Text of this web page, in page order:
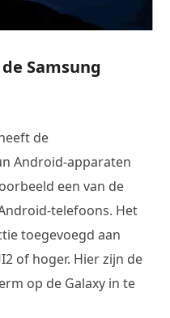
Samsung
de
Android-apparaten
een van de
telefoons. Het
toegevoegd aan
of hoger. Hier zijn de
op de Galaxy in te